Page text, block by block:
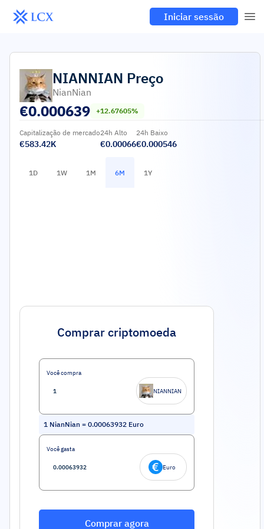
Iniciar sessão
NIANNIAN Preço
NianNian
€0.000639 +12.67605%
Capitalização de mercado
€583.42K
24h Alto
€0.00066
24h Baixo
€0.000546
1D 1W 1M 6M 1Y
Comprar criptomoeda
Você compra
NIANNIAN
1 NianNian = 0.00063932 Euro
Você gasta
Euro
Comprar agora